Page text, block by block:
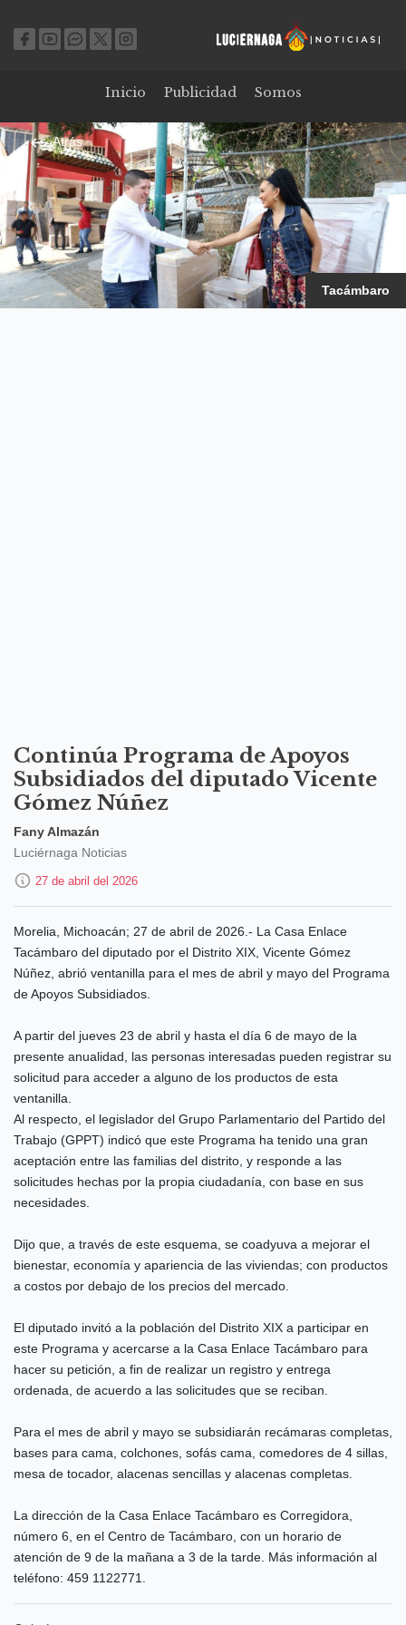
Inicio Publicidad Somos
Atrás
Tacámbaro
Continúa Programa de Apoyos
Subsidiados del diputado Vicente
Gómez Núñez
Fany Almazán
Luciérnaga Noticias
27 de abril del 2026
Morelia, Michoacán; 27 de abril de 2026.- La Casa Enlace
Tacámbaro del diputado por el Distrito XIX, Vicente Gómez
Núñez, abrió ventanilla para el mes de abril y mayo del Programa
de Apoyos Subsidiados.
A partir del jueves 23 de abril y hasta el día 6 de mayo de la
presente anualidad, las personas interesadas pueden registrar su
solicitud para acceder a alguno de los productos de esta
ventanilla.
Al respecto, el legislador del Grupo Parlamentario del Partido del
Trabajo (GPPT) indicó que este Programa ha tenido una gran
aceptación entre las familias del distrito, y responde a las
solicitudes hechas por la propia ciudadanía, con base en sus
necesidades.
Dijo que, a través de este esquema, se coadyuva a mejorar el
bienestar, economía y apariencia de las viviendas; con productos
a costos por debajo de los precios del mercado.
El diputado invitó a la población del Distrito XIX a participar en
este Programa y acercarse a la Casa Enlace Tacámbaro para
hacer su petición, a fin de realizar un registro y entrega
ordenada, de acuerdo a las solicitudes que se reciban.
Para el mes de abril y mayo se subsidiarán recámaras completas,
bases para cama, colchones, sofás cama, comedores de 4 sillas,
mesa de tocador, alacenas sencillas y alacenas completas.
La dirección de la Casa Enlace Tacámbaro es Corregidora,
número 6, en el Centro de Tacámbaro, con un horario de
atención de 9 de la mañana a 3 de la tarde. Más información al
teléfono: 459 1122771.